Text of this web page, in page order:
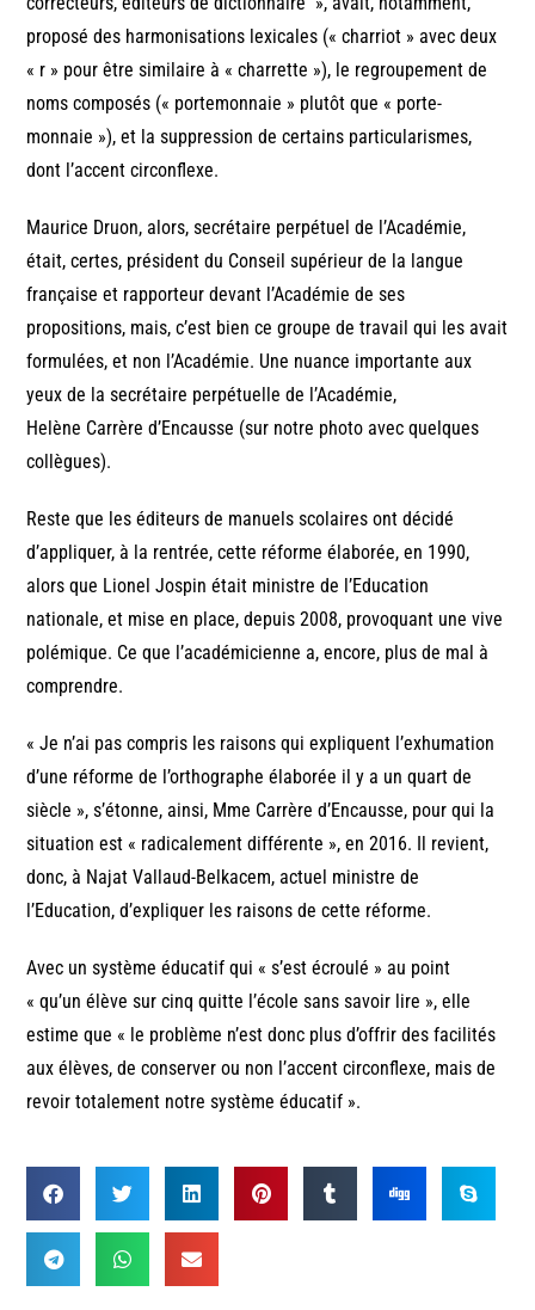
proposé des harmonisations lexicales (« charriot » avec deux
« r » pour être similaire à « charrette »), le regroupement de
noms composés (« portemonnaie » plutôt que « porte-
monnaie »), et la suppression de certains particularismes,
dont l’accent circonflexe.
Maurice Druon, alors, secrétaire perpétuel de l’Académie,
était, certes, président du Conseil supérieur de la langue
française et rapporteur devant l’Académie de ses
propositions, mais, c’est bien ce groupe de travail qui les avait
formulées, et non l’Académie. Une nuance importante aux
yeux de la secrétaire perpétuelle de l’Académie,
Helène Carrère d’Encausse (sur notre photo avec quelques
collègues).
Reste que les éditeurs de manuels scolaires ont décidé
d’appliquer, à la rentrée, cette réforme élaborée, en 1990,
alors que Lionel Jospin était ministre de l’Education
nationale, et mise en place, depuis 2008, provoquant une vive
polémique. Ce que l’académicienne a, encore, plus de mal à
comprendre.
« Je n’ai pas compris les raisons qui expliquent l’exhumation
d’une réforme de l’orthographe élaborée il y a un quart de
siècle », s’étonne, ainsi, Mme Carrère d’Encausse, pour qui la
situation est « radicalement différente », en 2016. Il revient,
donc, à Najat Vallaud-Belkacem, actuel ministre de
l’Education, d’expliquer les raisons de cette réforme.
Avec un système éducatif qui « s’est écroulé » au point
« qu’un élève sur cinq quitte l’école sans savoir lire », elle
estime que « le problème n’est donc plus d’offrir des facilités
aux élèves, de conserver ou non l’accent circonflexe, mais de
revoir totalement notre système éducatif ».